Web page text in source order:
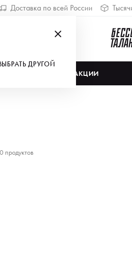
Доставка по всей России
АКЦИИ
ДРУГОЙ
0 продуктов